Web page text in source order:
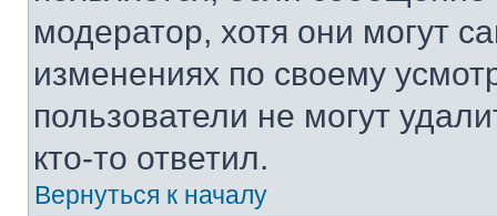
модератор, хотя они могут
изменениях по своему
пользователи не могут
кто-то ответил.
Вернуться к началу